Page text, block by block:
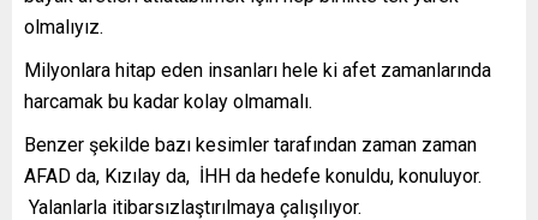
olmalıyız.
Milyonlara hitap eden insanları hele ki afet zamanlarında
harcamak bu kadar kolay olmamalı.
Benzer şekilde bazı kesimler tarafından zaman zaman
AFAD da, Kızılay da, İHH da hedefe konuldu, konuluyor.
Yalanlarla itibarsızlaştırılmaya çalışılıyor.